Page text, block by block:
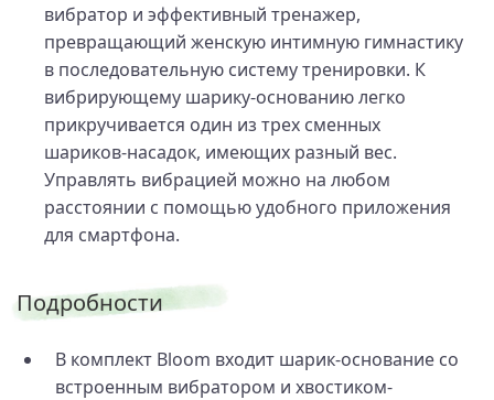
вибратор и эффективный тренажер,
превращающий женскую интимную гимнастику
в последовательную систему тренировки. К
вибрирующему шарику-основанию легко
прикручивается один из трех сменных
шариков-насадок, имеющих разный вес.
Управлять вибрацией можно на любом
расстоянии с помощью удобного приложения
для смартфона.
Подробности
В комплект Bloom входит шарик-основание со
встроенным вибратором и хвостиком-